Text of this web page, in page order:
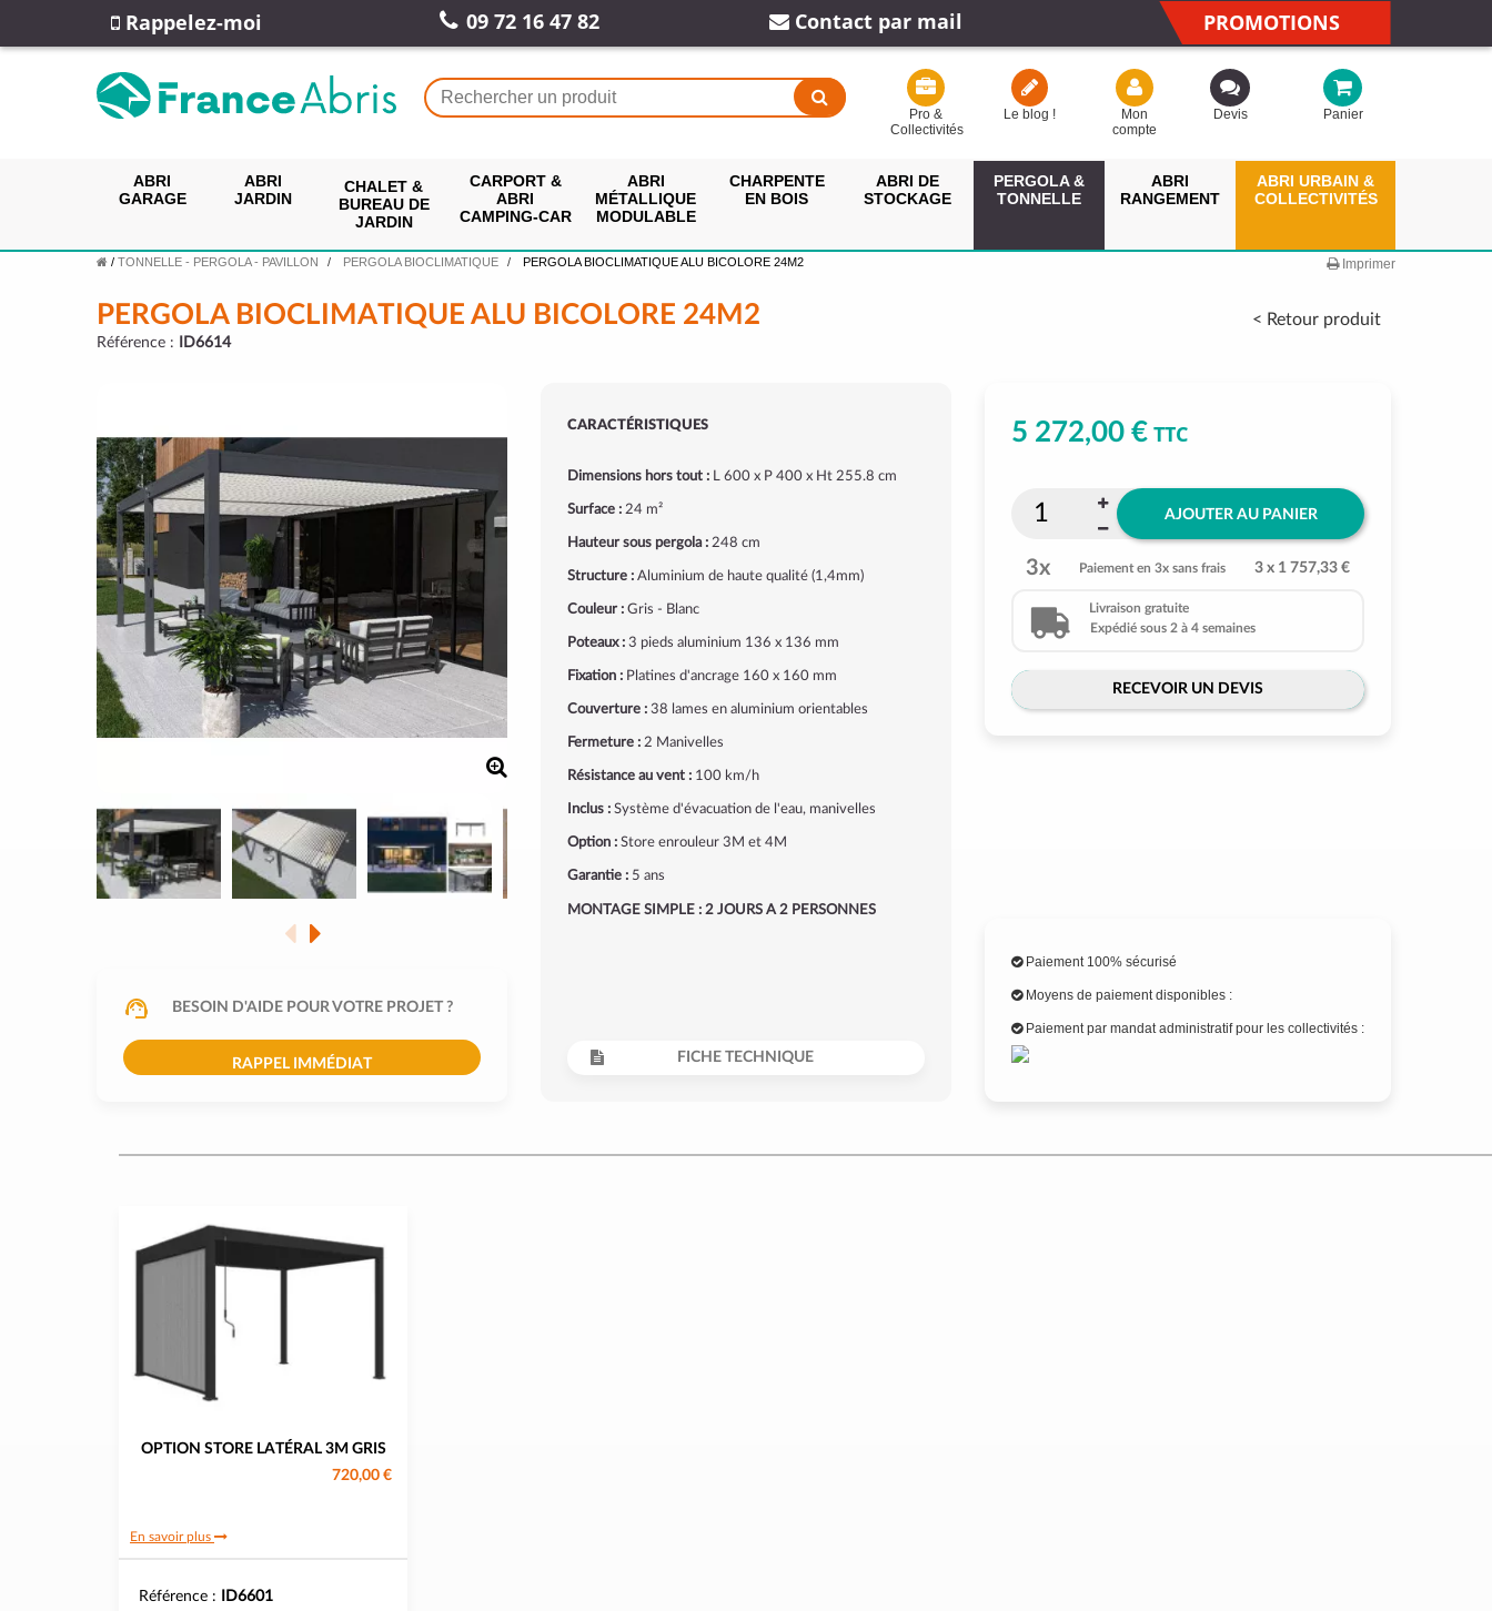
Rappelez-moi 09 72 16 47 82 Contact par mail PROMOTIONS
Pro &
Collectivités
Le blog !
Mon
compte
Devis Panier
ABRI
GARAGE
ABRI
JARDIN
CHALET &
BUREAU DE
JARDIN
CARPORT &
ABRI
CAMPING-CAR
ABRI
MÉTALLIQUE
MODULABLE
CHARPENTE
EN BOIS
ABRI DE
STOCKAGE
PERGOLA &
TONNELLE
ABRI
RANGEMENT
ABRI URBAIN &
COLLECTIVITÉS
/ TONNELLE - PERGOLA - PAVILLON PERGOLA BIOCLIMATIQUE PERGOLA BIOCLIMATIQUE ALU BICOLORE 24M2 Imprimer
< Retour produit
PERGOLA BIOCLIMATIQUE ALU BICOLORE 24M2
Référence : ID6614
BESOIN D'AIDE POUR VOTRE PROJET ?
RAPPEL IMMÉDIAT
CARACTÉRISTIQUES
Dimensions hors tout :L 600 x P 400 x Ht 255.8 cm
Surface :24 m²
Hauteur sous pergola :248 cm
Structure :Aluminium de haute qualité (1,4mm)
Couleur :Gris - Blanc
Poteaux :3 pieds aluminium 136 x 136 mm
Fixation :Platines d'ancrage 160 x 160 mm
Couverture :38 lames en aluminium orientables
Fermeture :2 Manivelles
Résistance au vent : 100 km/h
Inclus : Système d'évacuation de l'eau, manivelles
Option :Store enrouleur 3M et 4M
Garantie : 5 ans
MONTAGE SIMPLE : 2 JOURS A 2 PERSONNES
FICHE TECHNIQUE
5 272,00 €TTC
AJOUTER AU PANIER
3x Paiement en 3x sans frais 3 x 1 757,33 €
Livraison gratuite
Expédié sous 2 à 4 semaines
RECEVOIR UN DEVIS
Paiement 100% sécurisé
Moyens de paiement disponibles :
Paiement par mandat administratif pour les collectivités :
OPTION STORE LATÉRAL 3M GRIS
720,00 €
En savoir plus
Référence : ID6601